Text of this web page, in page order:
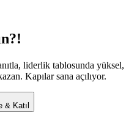
liderlik tablosunda yüksel,
Kapılar sana açılıyor.
& Katıl